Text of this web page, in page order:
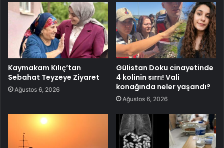
Kaymakam Kılıç’tan
Sebahat Teyzeye Ziyaret
Ağustos 6, 2026
Gülistan Doku cinayetinde
4 kolinin sırrı! Vali
konağında neler yaşandı?
Ağustos 6, 2026